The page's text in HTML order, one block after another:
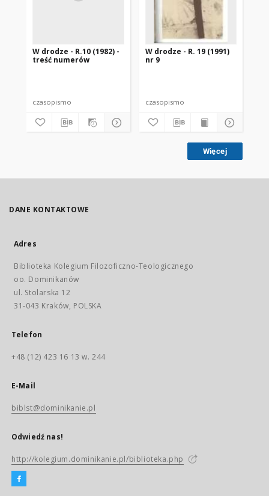
W drodze - R.10 (1982) -
treść numerów
czasopismo
W drodze - R. 19 (1991)
nr 9
czasopismo
Więcej
DANE KONTAKTOWE
Adres
Biblioteka Kolegium Filozoficzno-Teologicznego
oo. Dominikanów
ul. Stolarska 12
31-043 Kraków, POLSKA
Telefon
+48 (12) 423 16 13 w. 244
E-Mail
biblst@dominikanie.pl
Odwiedź nas!
http://kolegium.dominikanie.pl/biblioteka.php